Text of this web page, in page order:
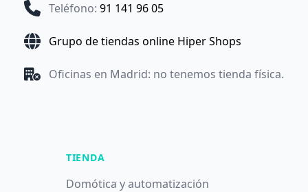
Teléfono: 91 141 96 05
Grupo de tiendas online Hiper Shops
Oficinas en Madrid: no tenemos tienda física.
TIENDA
Domótica y automatización